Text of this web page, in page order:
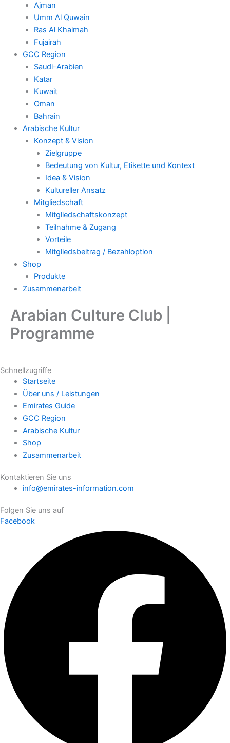
Ajman
Umm Al Quwain
Ras Al Khaimah
Fujairah
GCC Region
Saudi-Arabien
Katar
Kuwait
Oman
Bahrain
Arabische Kultur
Konzept & Vision
Zielgruppe
Bedeutung von Kultur, Etikette und Kontext
Idea & Vision
Kultureller Ansatz
Mitgliedschaft
Mitgliedschaftskonzept
Teilnahme & Zugang
Vorteile
Mitgliedsbeitrag / Bezahloption
Shop
Produkte
Zusammenarbeit
Arabian Culture Club |
Programme
Schnellzugriffe
Startseite
Über uns / Leistungen
Emirates Guide
GCC Region
Arabische Kultur
Shop
Zusammenarbeit
Kontaktieren Sie uns
info@emirates-information.com
Folgen Sie uns auf
Facebook